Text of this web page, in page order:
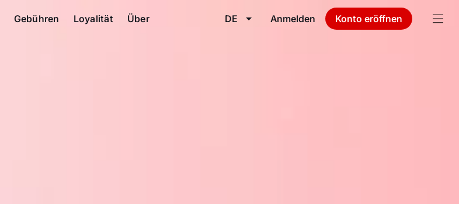
Gebühren Loyalität Über DE Anmelden Konto eröffnen